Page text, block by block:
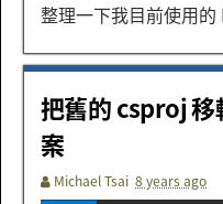
整理一下我目前使用
把舊的 csproj 移
案
Michael Tsai 8 years ago